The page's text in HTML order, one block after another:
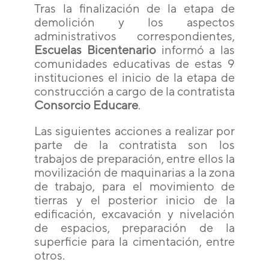
Tras la finalización de la etapa de
demolición y los aspectos
administrativos correspondientes,
Escuelas Bicentenarioinformó a las
comunidades educativas de estas 9
instituciones el inicio de la etapa de
construcción a cargo de la contratista
Consorcio Educare.
Las siguientes acciones a realizar por
parte de la contratista son los
trabajos de preparación, entre ellos la
movilización de maquinarias a la zona
de trabajo, para el movimiento de
tierras y el posterior inicio de la
edificación, excavación y nivelación
de espacios, preparación de la
superficie para la cimentación, entre
otros.